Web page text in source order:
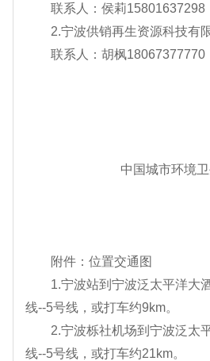
联系人：侯莉15801637298
2.宁波供销再生资源科技有
联系人：胡枫18067377770
中国城市环境
附件：位置交通图
1.宁波站到宁波泛太平洋大
线--5号线，或打车约9km。
2.宁波栎社机场到宁波泛太
线--5号线，或打车约21km。